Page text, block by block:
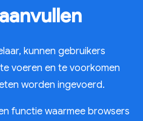
kunnen gebruikers
voeren en te voorkomen
worden ingevoerd.
functie waarmee browsers